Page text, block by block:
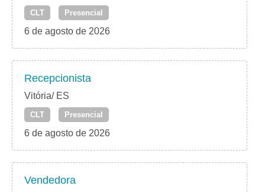
CLT Presencial
6 de agosto de 2026
Recepcionista
Vitória/ ES
CLT Presencial
6 de agosto de 2026
Vendedora